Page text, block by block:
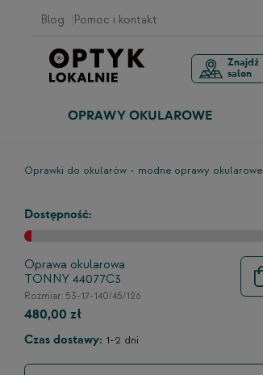
Blog Pomoc i kontakt
Znajdź
salon
OPRAWY OKULAROWE
Oprawki do okularów - modne oprawy okularowe
Dostępność:
Oprawa okularowa
TONNY 44077C3
Rozmiar: 53-17-140/45/126
480,00 zł
Czas dostawy: 1-2 dni